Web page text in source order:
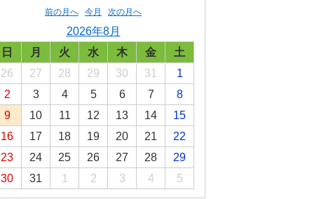
前の月へ 今月 次の月へ
2026年8月
日
月 火 水 木 金
土
26
27 28 29 30 31
1
2
3 4 5 6 7
8
9
10 11 12 13 14
15
16
17 18 19 20 21
22
23
24 25 26 27 28
29
30
31 1 2 3 4 5